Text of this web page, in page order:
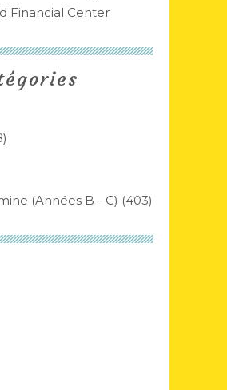
(années B - C) (403)
Financial Center